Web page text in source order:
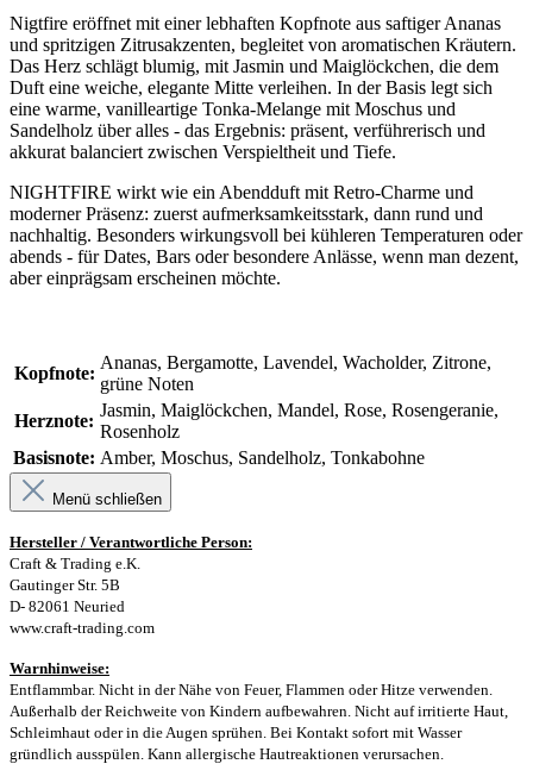
Nigtfire eröffnet mit einer lebhaften Kopfnote aus saftiger Ananas
und spritzigen Zitrusakzenten, begleitet von aromatischen Kräutern.
Das Herz schlägt blumig, mit Jasmin und Maiglöckchen, die dem
Duft eine weiche, elegante Mitte verleihen. In der Basis legt sich
eine warme, vanilleartige Tonka-Melange mit Moschus und
Sandelholz über alles - das Ergebnis: präsent, verführerisch und
akkurat balanciert zwischen Verspieltheit und Tiefe.
NIGHTFIRE wirkt wie ein Abendduft mit Retro-Charme und
moderner Präsenz: zuerst aufmerksamkeitsstark, dann rund und
nachhaltig. Besonders wirkungsvoll bei kühleren Temperaturen oder
abends - für Dates, Bars oder besondere Anlässe, wenn man dezent,
aber einprägsam erscheinen möchte.
Kopfnote:
Ananas, Bergamotte, Lavendel, Wacholder, Zitrone,
grüne Noten
Herznote:
Jasmin, Maiglöckchen, Mandel, Rose, Rosengeranie,
Rosenholz
Basisnote: Amber, Moschus, Sandelholz, Tonkabohne
Menü schließen
Hersteller / Verantwortliche Person:
Craft & Trading e.K.
Gautinger Str. 5B
D- 82061 Neuried
www.craft-trading.com
Warnhinweise:
Entflammbar. Nicht in der Nähe von Feuer, Flammen oder Hitze verwenden.
Außerhalb der Reichweite von Kindern aufbewahren. Nicht auf irritierte Haut,
Schleimhaut oder in die Augen sprühen. Bei Kontakt sofort mit Wasser
gründlich ausspülen. Kann allergische Hautreaktionen verursachen.